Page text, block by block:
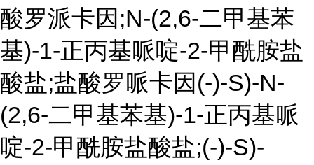
酸罗派卡因;N-(2,6-二甲基苯
基)-1-正丙基哌啶-2-甲酰胺盐
酸盐;盐酸罗哌卡因(-)-S)-N-
(2,6-二甲基苯基)-1-正丙基哌
啶-2-甲酰胺盐酸盐;(-)-S)-